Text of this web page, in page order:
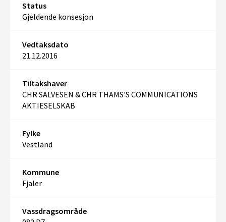
Status
Gjeldende konsesjon
Vedtaksdato
21.12.2016
Tiltakshaver
CHR SALVESEN & CHR THAMS'S COMMUNICATIONS
AKTIESELSKAB
Fylke
Vestland
Kommune
Fjaler
Vassdragsområde